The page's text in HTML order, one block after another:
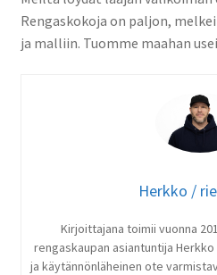
Rengaskokoja on paljon,
ja malliin. Tuomme maahan
Herkko /
Kirjoittajana toimii vuonna
rengaskaupan asiantuntija
ja käytännönläheinen ote